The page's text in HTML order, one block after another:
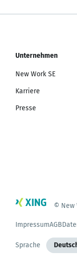
Unternehmen
New Work SE
Karriere
Presse
© New
ImpressumAGB
Sprache